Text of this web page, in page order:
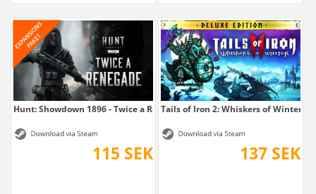
Hunt: Showdown 1896 - Twice a Renegade
115 SEK
Tails of Iron 2: Whiskers of Winter -...
137 SEK